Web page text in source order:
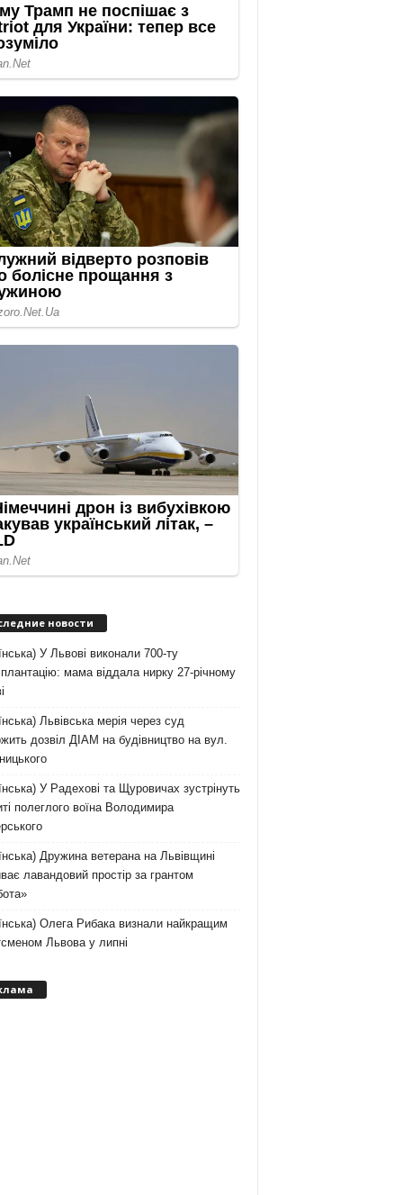
новости
У Львові виконали 700-ту
мама віддала нирку 27-річному
Львівська мерія через суд
дозвіл ДІАМ на будівництво на вул.
У Радехові та Щуровичах зустрінуть
полеглого воїна Володимира
Дружина ветерана на Львівщині
лавандовий простір за грантом
Олега Рибака визнали найкращим
Львова у липні